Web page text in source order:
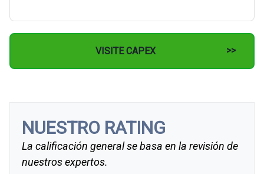
VISITE CAPEX
NUESTRO RATING
La calificación general se basa en la revisión de
nuestros expertos.